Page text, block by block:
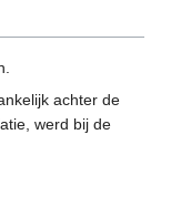
achter de
werd bij de